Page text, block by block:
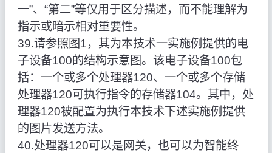
一”、“第二”等仅用于区分描述，而不能理解为
指示或暗示相对重要性。
39.请参照图1，其为本技术一实施例提供的电
子设备100的结构示意图。该电子设备100包
括：一个或多个处理器120、一个或多个存储
处理器120可执行指令的存储器104。其中，处
理器120被配置为执行本技术下述实施例提供
的图片发送方法。
40.处理器120可以是网关，也可以为智能终